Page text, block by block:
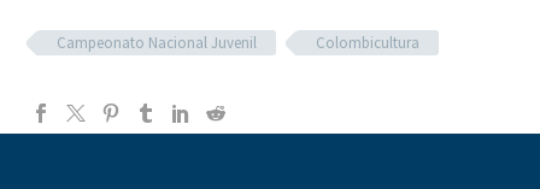
Campeonato Nacional Juvenil Colombicultura